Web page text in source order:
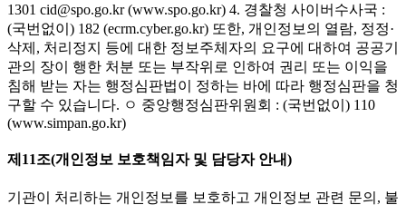
1301 cid@spo.go.kr (www.spo.go.kr) 4. 경찰청 사이버수사국 :
(국번없이) 182 (ecrm.cyber.go.kr) 또한, 개인정보의 열람, 정정·
삭제, 처리정지 등에 대한 정보주체자의 요구에 대하여 공공기
관의 장이 행한 처분 또는 부작위로 인하여 권리 또는 이익을
침해 받는 자는 행정심판법이 정하는 바에 따라 행정심판을 청
구할 수 있습니다. ㅇ 중앙행정심판위원회 : (국번없이) 110
(www.simpan.go.kr)
제11조(개인정보 보호책임자 및 담당자 안내)
기관이 처리하는 개인정보를 보호하고 개인정보 관련 문의, 불